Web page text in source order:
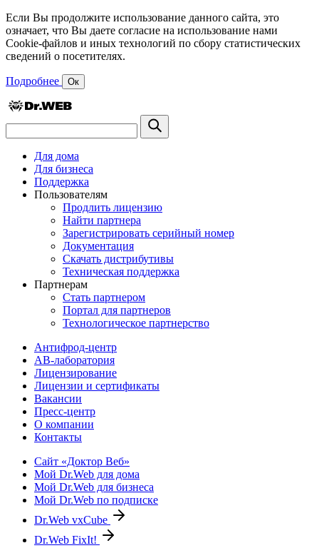
Если Вы продолжите использование данного сайта, это
означает, что Вы даете согласие на использование нами
Cookie-файлов и иных технологий по сбору статистических
сведений о посетителях.
Подробнее Ок
Для дома
Для бизнеса
Поддержка
Пользователям
Продлить лицензию
Найти партнера
Зарегистрировать серийный номер
Документация
Скачать дистрибутивы
Техническая поддержка
Партнерам
Стать партнером
Портал для партнеров
Технологическое партнерство
Антифрод-центр
АВ-лаборатория
Лицензирование
Лицензии и сертификаты
Вакансии
Пресс-центр
О компании
Контакты
Сайт «Доктор Веб»
Мой Dr.Web для дома
Мой Dr.Web для бизнеса
Мой Dr.Web по подписке
Dr.Web vxCube
Dr.Web FixIt!